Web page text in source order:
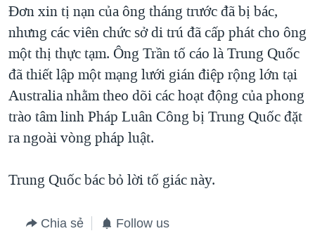
NGƯ DÂN VIỆT VÀ LÀN SÓNG TRỘM HẢI SÂM
BÊN KIA QUỐC LỘ: TIẾNG VỌNG TỪ NÔNG THÔN MỸ
QUAN HỆ VIỆT MỸ
Đơn xin tị nạn của ông tháng trước đã bị bác,
nhưng các viên chức sở di trú đã cấp phát cho ông
một thị thực tạm. Ông Trần tố cáo là Trung Quốc
đã thiết lập một mạng lưới gián điệp rộng lớn tại
Australia nhằm theo dõi các hoạt động của phong
trào tâm linh Pháp Luân Công bị Trung Quốc đặt
ra ngoài vòng pháp luật.
Trung Quốc bác bỏ lời tố giác này.
Chia sẻ Follow us